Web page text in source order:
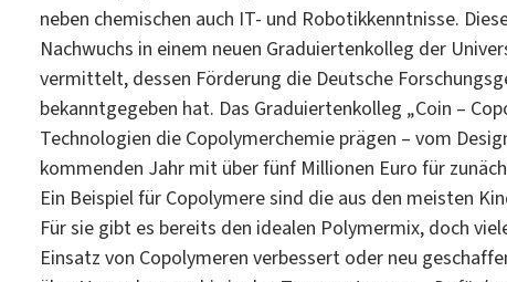
neben chemischen auch IT- und Robotikkenntnisse.
Nachwuchs in einem neuen Graduiertenkolleg der
vermittelt, dessen Förderung die Deutsche
bekanntgegeben hat. Das Graduiertenkolleg „Coin –
Technologien die Copolymerchemie prägen – vom
kommenden Jahr mit über fünf Millionen Euro für
Ein Beispiel für Copolymere sind die aus den meisten
Für sie gibt es bereits den idealen Polymermix, doch
Einsatz von Copolymeren verbessert oder neu